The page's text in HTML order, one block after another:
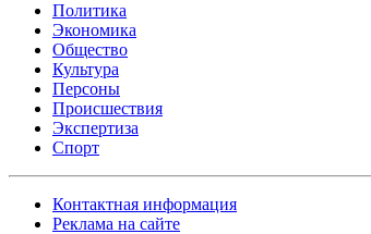
Политика
Экономика
Общество
Культура
Персоны
Происшествия
Экспертиза
Спорт
Контактная информация
Реклама на сайте